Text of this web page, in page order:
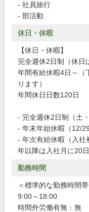
- 社員旅行
- 部活動
休日・休暇
【休日・休暇】
完全週休2日制（休日
年間有給休暇4日～（
ります）
年間休日日数120日
- 完全週休2日制（土
- 年末年始休暇（12/29
- 年次有給休暇（入社
年以降は入社月に20日
勤務時間
＜標準的な勤務時間帯
9:00～18:00
時間外労働有無：無